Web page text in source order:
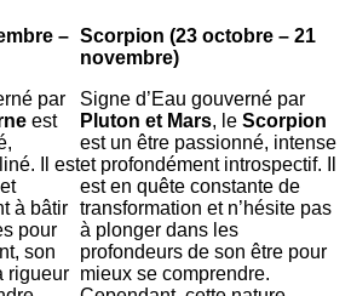
–
par
est
Il est
à bâtir
pour
son
rigueur
Scorpion (23 octobre – 21
novembre)
Signe d’Eau gouverné par
Pluton et Mars, le Scorpion
est un être passionné, intense
et profondément introspectif. Il
est en quête constante de
transformation et n’hésite pas
à plonger dans les
profondeurs de son être pour
mieux se comprendre.